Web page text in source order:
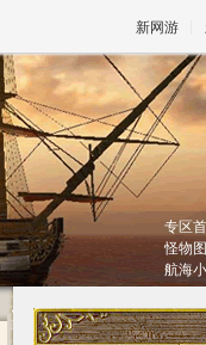
新网游
专区
怪物
航海